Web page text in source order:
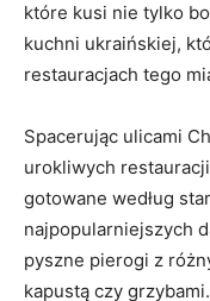
które kusi nie tylko
kuchni ukraińskiej,
restauracjach tego
Spacerując ulicami
urokliwych
gotowane według
najpopularniejszych
pyszne pierogi z
kapustą czy⁤ grzybami.